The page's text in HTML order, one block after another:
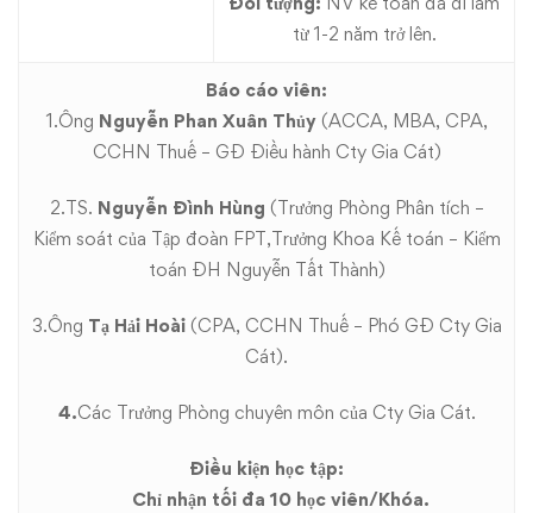
từ 1-2 năm trở lên.
Báo cáo viên:
1.Ông Nguyễn Phan Xuân Thủy (ACCA, MBA, CPA,
CCHN Thuế – GĐ Điều hành Cty Gia Cát)
2.TS. Nguyễn Đình Hùng (Trưởng Phòng Phân tích –
Kiểm soát của Tập đoàn FPT,Trưởng Khoa Kế toán – Kiểm
toán ĐH Nguyễn Tất Thành)
3.Ông Tạ Hải Hoài (CPA, CCHN Thuế – Phó GĐ Cty Gia
Cát).
4.Các Trưởng Phòng chuyên môn của Cty Gia Cát.
Điều kiện học tập:
Chỉ nhận tối đa 10 học viên/Khóa.